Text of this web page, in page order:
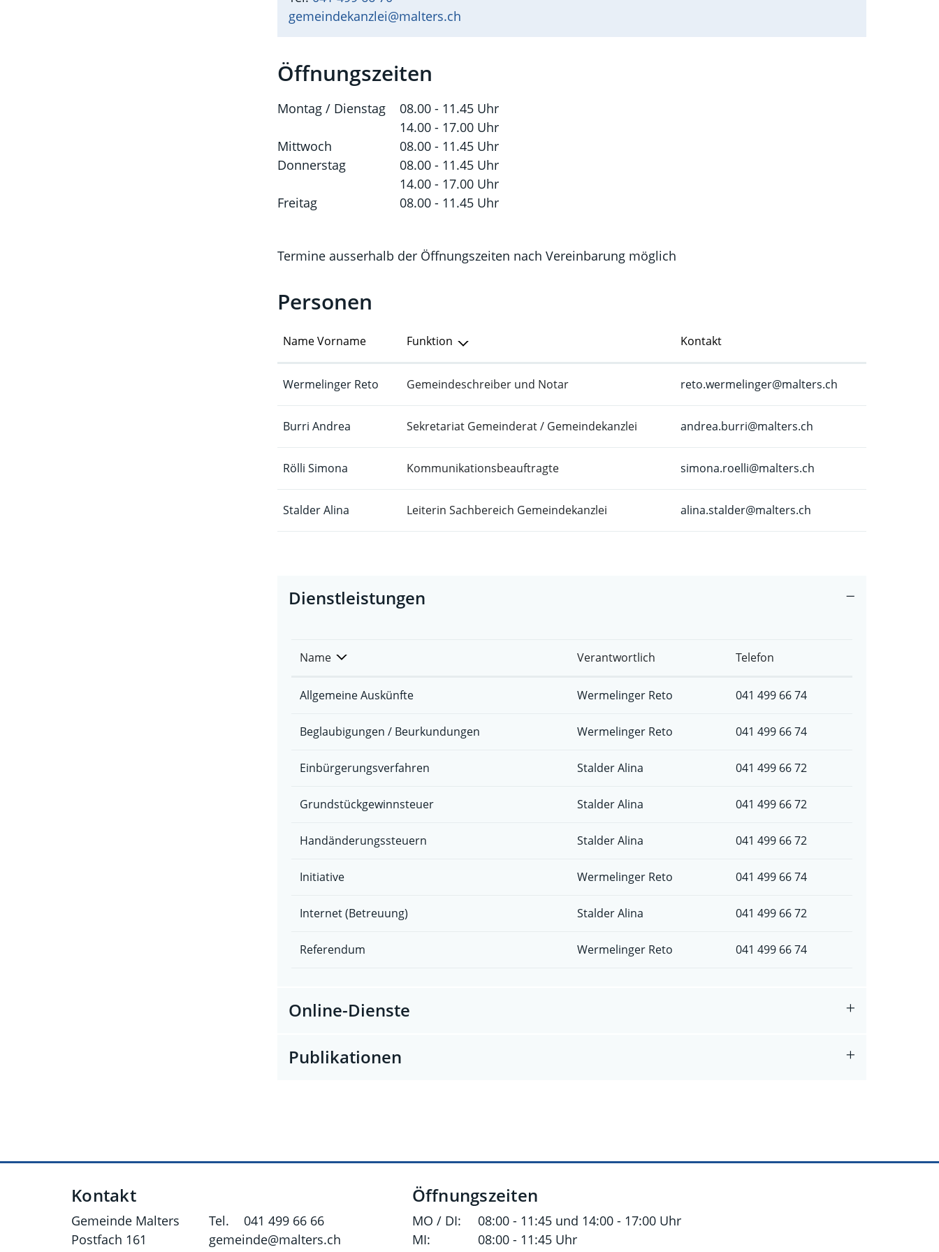
gemeindekanzlei@malters.ch
Öffnungszeiten
Montag / Dienstag 08.00 - 11.45 Uhr
14.00 - 17.00 Uhr
Mittwoch
08.00 - 11.45 Uhr
Donnerstag
08.00 - 11.45 Uhr
14.00 - 17.00 Uhr
Freitag
08.00 - 11.45 Uhr
Termine ausserhalb der Öffnungszeiten nach Vereinbarung möglich
Personen
Name Vorname Funktion Kontakt
Wermelinger Reto Gemeindeschreiber und Notar reto.wermelinger@malters.ch
Burri Andrea Sekretariat Gemeinderat / Gemeindekanzlei andrea.burri@malters.ch
Rölli Simona Kommunikationsbeauftragte simona.roelli@malters.ch
Stalder Alina Leiterin Sachbereich Gemeindekanzlei alina.stalder@malters.ch
Dienstleistungen
Name Verantwortlich Telefon
Allgemeine Auskünfte Wermelinger Reto 041 499 66 74
Beglaubigungen / Beurkundungen Wermelinger Reto 041 499 66 74
Einbürgerungsverfahren Stalder Alina 041 499 66 72
Grundstückgewinnsteuer Stalder Alina 041 499 66 72
Handänderungssteuern Stalder Alina 041 499 66 72
Initiative Wermelinger Reto 041 499 66 74
Internet (Betreuung) Stalder Alina 041 499 66 72
Referendum Wermelinger Reto 041 499 66 74
Online-Dienste
Publikationen
Kontakt
Gemeinde Malters
Postfach 161
Tel.
041 499 66 66
gemeinde@malters.ch
Öffnungszeiten
MO / DI:
08:00 - 11:45 und 14:00 - 17:00 Uhr
MI:
08:00 - 11:45 Uhr